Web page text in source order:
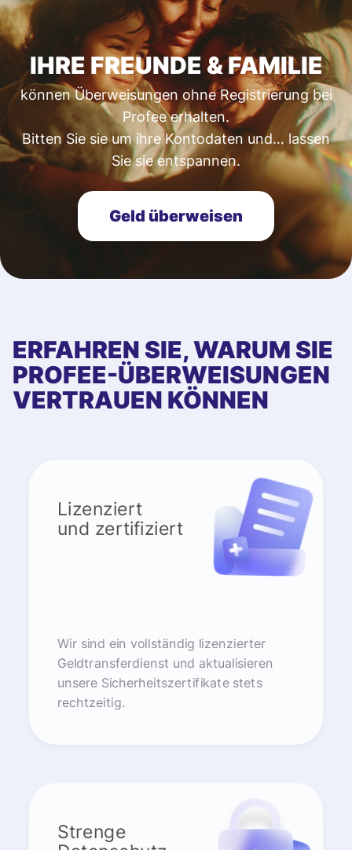
IHRE FREUNDE & FAMILIE
können Überweisungen ohne Registrierung bei
Profee erhalten.
Bitten Sie sie um ihre Kontodaten und… lassen
Sie sie entspannen.
Geld überweisen
ERFAHREN SIE, WARUM SIE
PROFEE-ÜBERWEISUNGEN
VERTRAUEN KÖNNEN
Lizenziert
und zertifiziert
Wir sind ein vollständig lizenzierter
Geldtransferdienst und aktualisieren
unsere Sicherheitszertifikate stets
rechtzeitig.
Strenge